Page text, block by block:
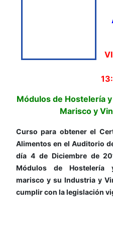
Módulos de Hostelería
Marisco y
Curso para obtener el
Alimentos en el Auditorio
día 4 de Diciembre de
Módulos de Hostelería
marisco y su Industria y
cumplir con la legislación